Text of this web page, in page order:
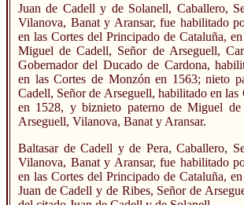
Juan de Cadell y de Solanell, Caballero,
Vilanova, Banat y Aransar, fue habilitado
en las Cortes del Principado de Cataluña,
Miguel de Cadell, Señor de Arseguell,
Gobernador del Ducado de Cardona,
en las Cortes de Monzón en 1563; nieto
Cadell, Señor de Arseguell, habilitado en las
en 1528, y biznieto paterno de Miguel de
Arseguell, Vilanova, Banat y Aransar.
Baltasar de Cadell y de Pera, Caballero,
Vilanova, Banat y Aransar, fue habilitado
en las Cortes del Principado de Cataluña,
Juan de Cadell y de Ribes, Señor de